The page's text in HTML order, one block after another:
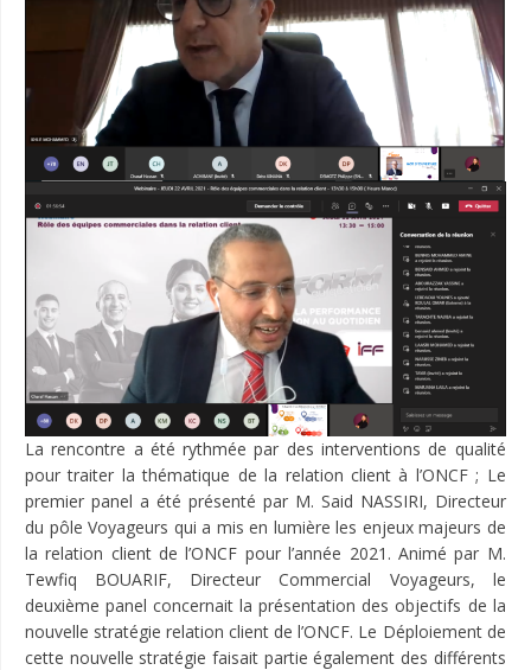
La rencontre a été rythmée par des interventions de qualité
pour traiter la thématique de la relation client à l’ONCF ; Le
premier panel a été présenté par M. Said NASSIRI, Directeur
du pôle Voyageurs qui a mis en lumière les enjeux majeurs de
la relation client de l’ONCF pour l’année 2021. Animé par M.
Tewfiq BOUARIF, Directeur Commercial Voyageurs, le
deuxième panel concernait la présentation des objectifs de la
nouvelle stratégie relation client de l’ONCF. Le Déploiement de
cette nouvelle stratégie faisait partie également des différents